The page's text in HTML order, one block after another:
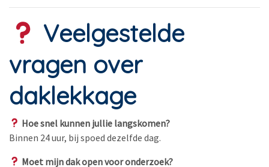
Veelgestelde
vragen over
daklekkage
Hoe snel kunnen jullie langskomen?
Binnen 24 uur, bij spoed dezelfde dag.
Moet mijn dak open voor onderzoek?